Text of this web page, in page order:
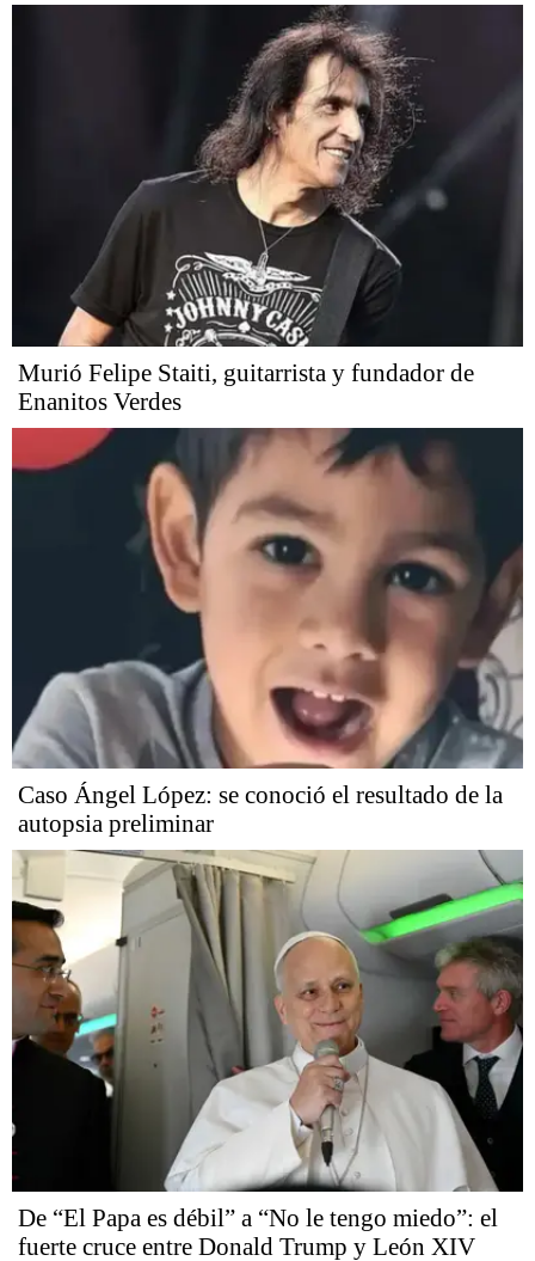
Murió Felipe Staiti, guitarrista y fundador de
Enanitos Verdes
Caso Ángel López: se conoció el resultado de la
autopsia preliminar
De “El Papa es débil” a “No le tengo miedo”: el
fuerte cruce entre Donald Trump y León XIV